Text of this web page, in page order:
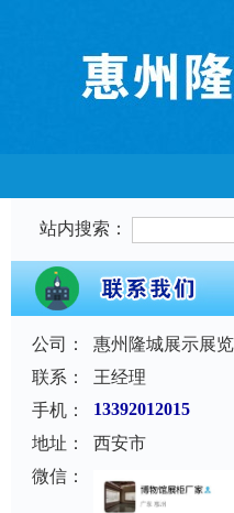
站内搜索：
公司：
惠州隆城展示展
联系：
王经理
手机：
13392012015
地址：
西安市
微信：